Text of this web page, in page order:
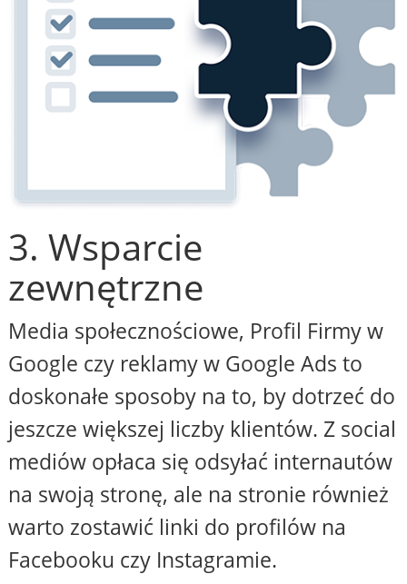
3. Wsparcie
zewnętrzne
Media społecznościowe, Profil Firmy w
Google czy reklamy w Google Ads to
doskonałe sposoby na to, by dotrzeć do
jeszcze większej liczby klientów. Z social
mediów opłaca się odsyłać internautów
na swoją stronę, ale na stronie również
warto zostawić linki do profilów na
Facebooku czy Instagramie.